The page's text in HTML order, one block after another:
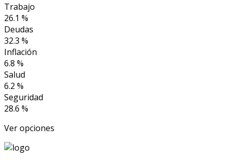
Trabajo
26.1 %
Deudas
32.3 %
Inflación
6.8 %
Salud
6.2 %
Seguridad
28.6 %
Ver opciones